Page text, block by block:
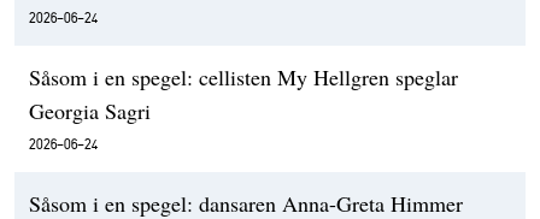
2026-06-24
Såsom i en spegel: cellisten My Hellgren speglar
Georgia Sagri
2026-06-24
Såsom i en spegel: dansaren Anna-Greta Himmer